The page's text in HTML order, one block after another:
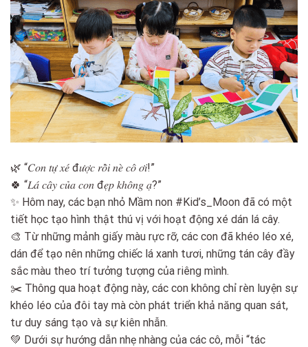
🌿 “𝐶𝑜𝑛 𝑡𝑢̛̣ 𝑥𝑒́ đ𝑢̛𝑜̛̣𝑐 𝑟𝑜̂̀𝑖 𝑛𝑒̀ 𝑐𝑜̂ 𝑜̛𝑖!”
🍀 “𝐿𝑎́ 𝑐𝑎̂𝑦 𝑐𝑢̉𝑎 𝑐𝑜𝑛 đ𝑒̣𝑝 𝑘ℎ𝑜̂𝑛𝑔 𝑎̣?”
✨ Hôm nay, các bạn nhỏ Mầm non #Kid’s_Moon đã có một
tiết học tạo hình thật thú vị với hoạt động xé dán lá cây.
🎨 Từ những mảnh giấy màu rực rỡ, các con đã khéo léo xé,
dán để tạo nên những chiếc lá xanh tươi, những tán cây đầy
sắc màu theo trí tưởng tượng của riêng mình.
✂️ Thông qua hoạt động này, các con không chỉ rèn luyện sự
khéo léo của đôi tay mà còn phát triển khả năng quan sát,
tư duy sáng tạo và sự kiên nhẫn.
💚 Dưới sự hướng dẫn nhẹ nhàng của các cô, mỗi “tác